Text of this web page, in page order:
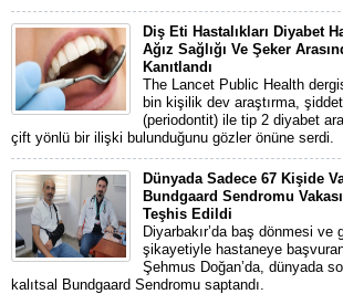
Diş Eti Hastalıkları Diyabet
Ağız Sağlığı Ve Şeker
Kanıtlandı
The Lancet Public Health
bin kişilik dev araştırma,
(periodontit) ile tip 2 diyabet
çift yönlü bir ilişki bulunduğunu gözler önüne serdi.
Dünyada Sadece 67 Kişide
Bundgaard Sendromu
Teşhis Edildi
Diyarbakır’da baş dönmesi ve
şikayetiyle hastaneye
Şehmus Doğan’da, dünyada
kalıtsal Bundgaard Sendromu saptandı.